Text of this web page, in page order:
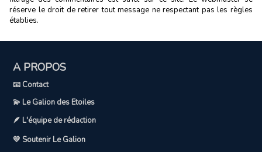
réserve le droit de retirer tout message ne respectant pas les règles
établies.
A PROPOS
📧 Contact
💫 Le Galion des Etoiles
🪶 L'équipe de rédaction
💛 Soutenir Le Galion